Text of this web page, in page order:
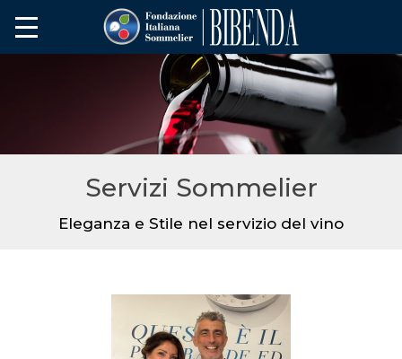
Servizi Sommelier
Eleganza e Stile nel servizio del vino